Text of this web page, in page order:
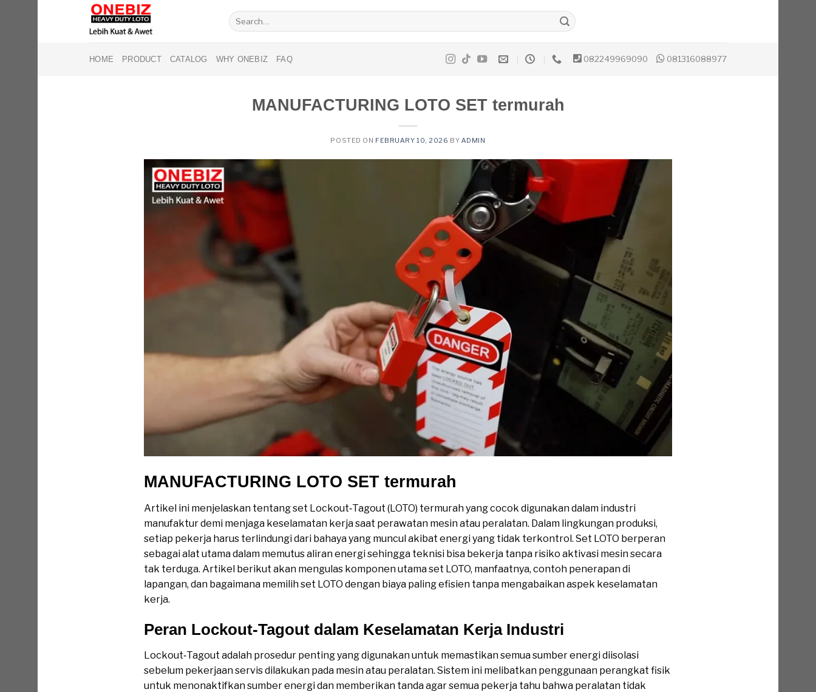
Search
for:
HOME PRODUCT CATALOG WHY ONEBIZ FAQ 082249969090 081316088977
MANUFACTURING LOTO SET termurah
POSTED ON FEBRUARY 10, 2026 BY ADMIN
MANUFACTURING LOTO SET termurah
Artikel ini menjelaskan tentang set Lockout‑Tagout (LOTO) termurah yang cocok digunakan dalam industri
manufaktur demi menjaga keselamatan kerja saat perawatan mesin atau peralatan. Dalam lingkungan produksi,
setiap pekerja harus terlindungi dari bahaya yang muncul akibat energi yang tidak terkontrol. Set LOTO berperan
sebagai alat utama dalam memutus aliran energi sehingga teknisi bisa bekerja tanpa risiko aktivasi mesin secara
tak terduga. Artikel berikut akan mengulas komponen utama set LOTO, manfaatnya, contoh penerapan di
lapangan, dan bagaimana memilih set LOTO dengan biaya paling efisien tanpa mengabaikan aspek keselamatan
kerja.
Peran Lockout‑Tagout dalam Keselamatan Kerja Industri
Lockout‑Tagout adalah prosedur penting yang digunakan untuk memastikan semua sumber energi diisolasi
sebelum pekerjaan servis dilakukan pada mesin atau peralatan. Sistem ini melibatkan penggunaan perangkat fisik
untuk menonaktifkan sumber energi dan memberikan tanda agar semua pekerja tahu bahwa peralatan tidak